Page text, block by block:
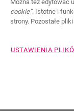
Można też edytować
cookie”. Istotne i
strony. Pozostałe
USTAWIENIA